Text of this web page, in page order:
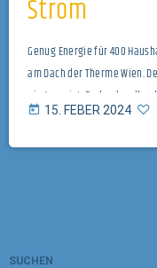
Strom
Genug Energie für 400
am Dach der Therme Wien.
eingespeist. Dadurch soll
Tonnen pro Jahr. Clarissa
today 15. FEBER 2024
SUCHEN